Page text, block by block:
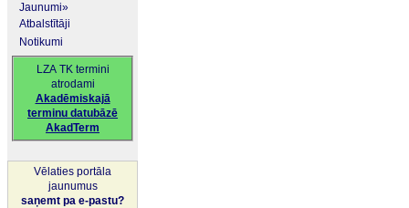
Jaunumi»
Atbalstītāji
Notikumi
LZA TK termini
atrodami
Akadēmiskajā
terminu datubāzē
AkadTerm
Vēlaties portāla
jaunumus
saņemt pa e-pastu?